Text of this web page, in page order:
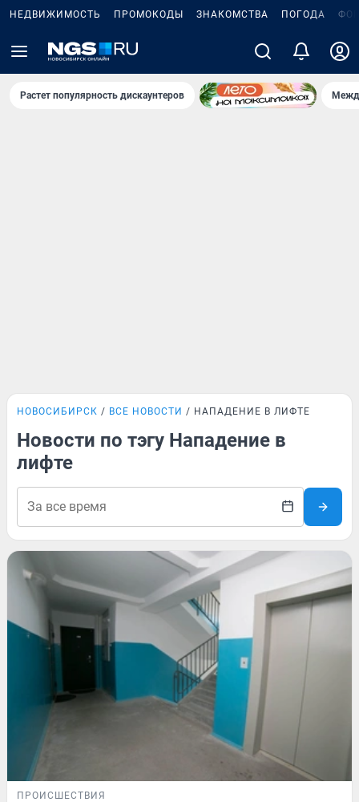
НЕДВИЖИМОСТЬ ПРОМОКОДЫ ЗНАКОМСТВА ПОГОДА
Растет популярность дискаунтеров
НОВОСИБИРСК ВСЕ НОВОСТИ НАПАДЕНИЕ В ЛИФТЕ
Новости по тэгу Нападение в
лифте
ПРОИСШЕСТВИЯ